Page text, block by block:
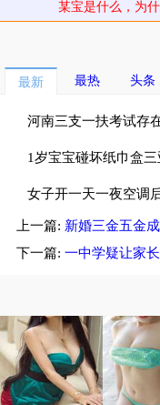
某宝是什么，为
最新 最热 头条
河南三支一扶考试存
考试按人头给分数
1岁宝宝碰坏纸巾盒
赔924
女子开一天一夜空调
中毒
上一篇: 新婚三金五金
下一篇: 一中学疑让家